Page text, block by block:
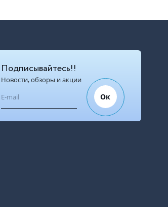
Подписывайтесь!!
Новости, обзоры и акции
Ок